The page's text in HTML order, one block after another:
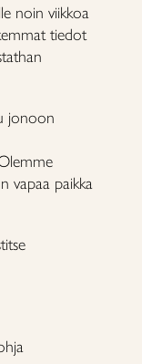
noin viikkoa
tiedot
jonoon
vapaa paikka